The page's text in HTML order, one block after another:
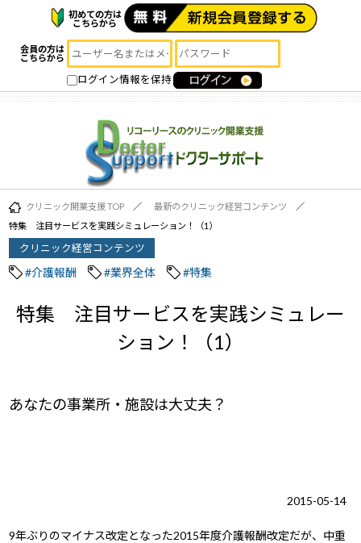
初めての方は
こちらから
会員の方は
こちらから
ログイン情報を保持
クリニック開業支援 TOP
最新のクリニック経営コンテンツ
特集 注目サービスを実践シミュレーション！（1）
クリニック経営コンテンツ
#介護報酬 #業界全体 #特集
特集 注目サービスを実践シミュレー
ション！（1）
あなたの事業所・施設は大丈夫？
2015-05-14
9年ぶりのマイナス改定となった2015年度介護報酬改定だが、中重